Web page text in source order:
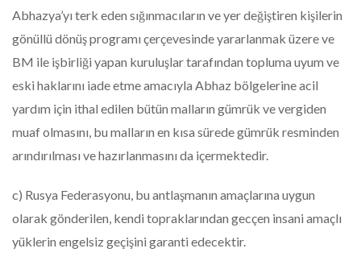
Abhazya’yı terk eden sığınmacıların ve yer değiştiren kişilerin
gönüllü dönüş programı çerçevesinde yararlanmak üzere ve
BM ile işbirliği yapan kuruluşlar tarafından topluma uyum ve
eski haklarını iade etme amacıyla Abhaz bölgelerine acil
yardım için ithal edilen bütün malların gümrük ve vergiden
muaf olmasını, bu malların en kısa sürede gümrük resminden
arındırılması ve hazırlanmasını da içermektedir.
c) Rusya Federasyonu, bu antlaşmanın amaçlarına uygun
olarak gönderilen, kendi topraklarından gecçen insani amaçlı
yüklerin engelsiz geçişini garanti edecektir.